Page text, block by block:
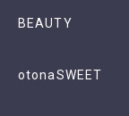
BEAUTY
otonaSWEET